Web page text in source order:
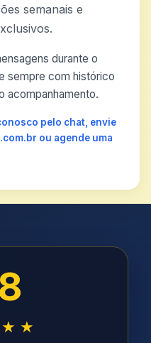
semanais e
durante o
sempre com histórico
acompanhamento.
pelo chat, envie
ou agende uma